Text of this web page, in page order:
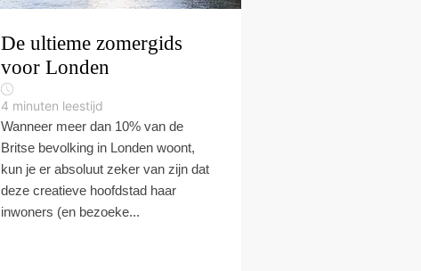
De ultieme zomergids
voor Londen
4 minuten leestijd
Wanneer meer dan 10% van de
Britse bevolking in Londen woont,
kun je er absoluut zeker van zijn dat
deze creatieve hoofdstad haar
inwoners (en bezoeke...